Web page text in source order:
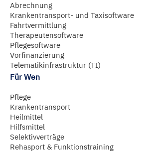
Abrechnung
Krankentransport- und Taxisoftware
Fahrtvermittlung
Therapeutensoftware
Pflegesoftware
Vorfinanzierung
Telematikinfrastruktur (TI)
Für Wen
Pflege
Krankentransport
Heilmittel
Hilfsmittel
Selektivverträge
Rehasport & Funktionstraining